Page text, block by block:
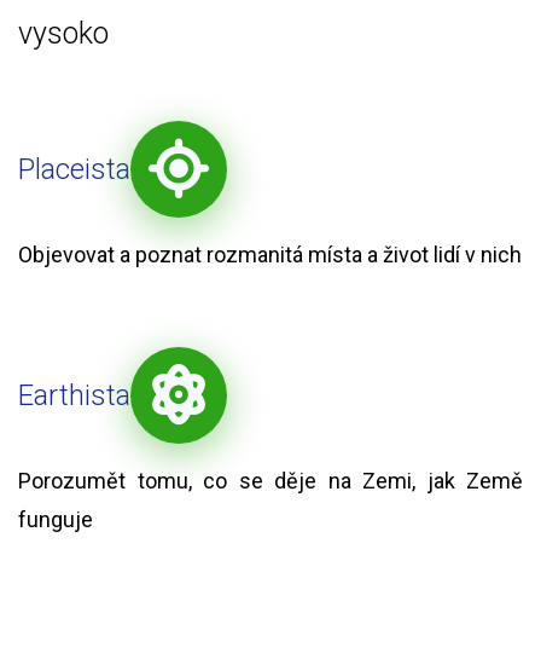
vysoko
Placeista
Objevovat a poznat rozmanitá místa a život lidí v nich
Earthista
Porozumět tomu, co se děje na Zemi, jak Země
funguje